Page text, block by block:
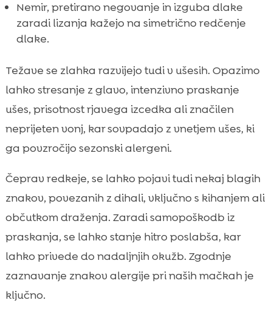
Nemir, pretirano negovanje in izguba dlake
zaradi lizanja kažejo na simetrično redčenje
dlake.
Težave se zlahka razvijejo tudi v ušesih. Opazimo
lahko stresanje z glavo, intenzivno praskanje
ušes, prisotnost rjavega izcedka ali značilen
neprijeten vonj, kar sovpadajo z vnetjem ušes, ki
ga povzročijo sezonski alergeni.
Čeprav redkeje, se lahko pojavi tudi nekaj blagih
znakov, povezanih z dihali, vključno s kihanjem ali
občutkom draženja. Zaradi samopoškodb iz
praskanja, se lahko stanje hitro poslabša, kar
lahko privede do nadaljnjih okužb. Zgodnje
zaznavanje znakov alergije pri naših mačkah je
ključno.